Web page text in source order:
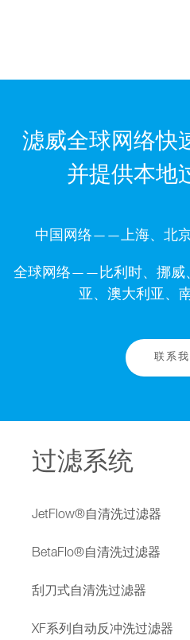
滤威全球网络快
并提供本地
中国网络——上海、北
全球网络——比利时、挪威
亚、澳大利亚、
联系我
过滤系统
JetFlow®自清洗过滤器
BetaFlo®自清洗过滤器
刮刀式自清洗过滤器
XF系列自动反冲洗过滤器